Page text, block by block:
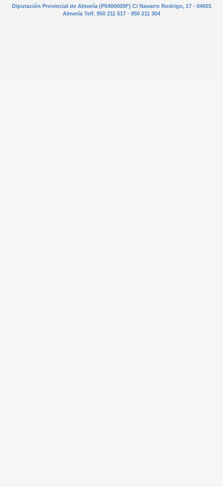
Diputación Provincial de Almería (P0400000F) C/ Navarro Rodrigo, 17 - 04001
Almería Telf. 950 211 517 - 950 211 304